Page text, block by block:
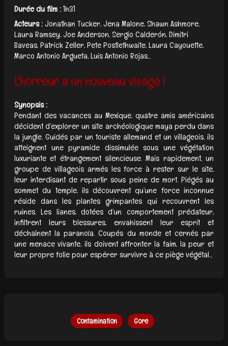
Durée du film :1h31
Acteurs :Jonathan Tucker, Jena Malone, Shawn Ashmore,
Laura Ramsey, Joe Anderson, Sergio Calderón, Dimitri
Baveas, Patrick Zeller, Pete Postlethwaite, Laura Cayouette,
Marco Antonio Argueta, Luis Antonio Rojas...
L'horreur a un nouveau visage !
Synopsis :
Pendant des vacances au Mexique, quatre amis américains
décident d’explorer un site archéologique maya perdu dans
la jungle. Guidés par un touriste allemand et un villageois, ils
atteignent une pyramide dissimulée sous une végétation
luxuriante et étrangement silencieuse. Mais rapidement, un
groupe de villageois armés les force à rester sur le site,
leur interdisant de repartir sous peine de mort. Piégés au
sommet du temple, ils découvrent qu’une force inconnue
réside dans les plantes grimpantes qui recouvrent les
ruines. Les lianes, dotées d’un comportement prédateur,
infiltrent leurs blessures, envahissent leur esprit et
déchaînent la paranoïa. Coupés du monde et cernés par
une menace vivante, ils doivent affronter la faim, la peur et
leur propre folie pour espérer survivre à ce piège végétal...
Contamination Gore